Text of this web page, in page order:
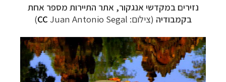
נזירים במקדשי אנגקור, אתר התיירות מספר אחת
בקמבודיה (צילום: CC Juan Antonio Segal)